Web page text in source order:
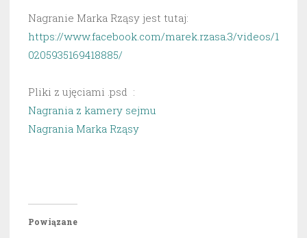
Nagranie Marka Rząsy jest tutaj:
https://www.facebook.com/marek.rzasa.3/videos/1
0205935169418885/
Pliki z ujęciami .psd :
Nagrania z kamery sejmu
Nagrania Marka Rząsy
Powiązane